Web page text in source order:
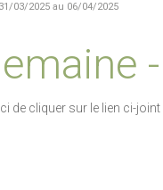
03/2025 au 06/04/2025
de cliquer sur le lien ci-joint